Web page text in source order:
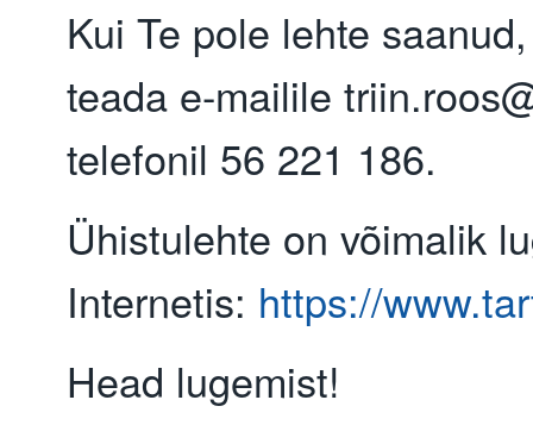
Kui Te pole lehte
teada e-mailile
telefonil 56 221 186.
Ühistulehte on võimalik
Internetis: https://
Head lugemist!